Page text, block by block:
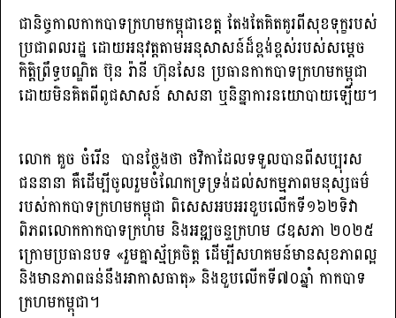
ជានិច្ចកាលកាកបាទក្រហមកម្ពុជាខេត្ត តែងតែគិតគូរពីសុខទុក្ខរបស់
ប្រជាពលរដ្ឋ ដោយអនុវត្តតាមអនុសាសន៍ដ៏ខ្ពង់ខ្ពស់របស់សម្ដេច
កិត្តិព្រឹទ្ធបណ្ឌិត ប៊ុន រ៉ានី ហ៊ុនសែន ប្រធានកាកបាទក្រហមកម្ពុជា
ដោយមិនគិតពីពូជសាសន៍ សាសនា ឬនិន្នាការនយោបាយឡើយ។
លោក គួច ចំរើន បានថ្លែងថា ថវិកាដែលទទួលបានពីសប្បុរស
ជននានា គឺដើម្បីចូលរួមចំណែកទ្រទ្រង់ដល់សកម្មភាពមនុស្សធម៌
របស់កាកបាទក្រហមកម្ពុជា ពិសេសអបអរខួបលើកទី១៦២​ទិវា
ពិភពលោកកាកបាទក្រហម និងអឌ្ឍចន្ទក្រហម ៨ឧសភា ២០២៥
ក្រោមប្រធានបទ «រួមគ្នាស្ម័គ្រចិត្ត ដើម្បីសហគមន៍មានសុខភាពល្អ
និងមានភាពធន់នឹងអាកាសធាតុ» និងខួបលើកទី៧០ឆ្នាំ កាកបាទ
ក្រហមកម្ពុជា។